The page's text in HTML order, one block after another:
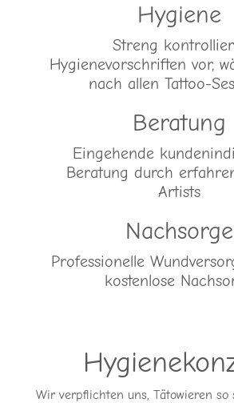
Hygiene
Streng
Hygienevorschriften vor,
nach allen Tattoo-
Beratung
Eingehende
Beratung durch
Artists
Nachsorge
Professionelle
kostenlose
Wir verpflichten uns, Tätowieren so